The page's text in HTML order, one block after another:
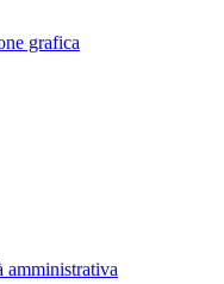
grafica
amministrativa